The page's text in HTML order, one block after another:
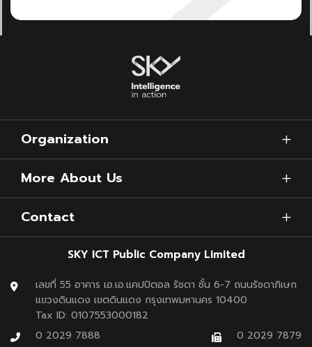
Organization
More About Us
Contact
SKY ICT Public Company Limited
เลขที่ 55 อาคาร เอ.เอ.แคปปิตอล รัชดา ชั้น 6-7 ถนนรัชดาภิเษก
แขวงดินแดง เขตดินแดง กรุงเทพมหานคร 10400
Tax ID: 0107553000182
0 2029 7888
0 2029 7879